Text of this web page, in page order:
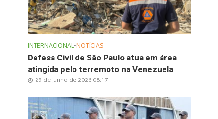
INTERNACIONAL•NOTÍCIAS
Defesa Civil de São Paulo atua em área
atingida pelo terremoto na Venezuela
29 de junho de 2026 08:17